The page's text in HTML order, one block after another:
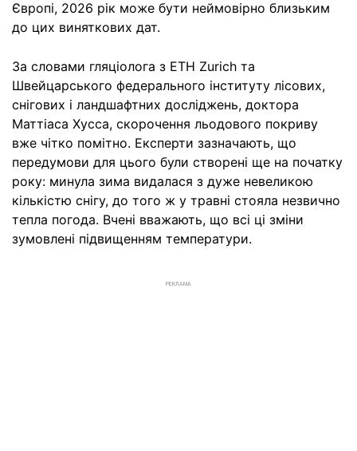
Європі, 2026 рік може бути неймовірно близьким
до цих виняткових дат.
За словами гляціолога з ETH Zurich та
Швейцарського федерального інституту лісових,
снігових і ландшафтних досліджень, доктора
Маттіаса Хусса, скорочення льодового покриву
вже чітко помітно. Експерти зазначають, що
передумови для цього були створені ще на початку
року: минула зима видалася з дуже невеликою
кількістю снігу, до того ж у травні стояла незвично
тепла погода. Вчені вважають, що всі ці зміни
зумовлені підвищенням температури.
РЕКЛАМА